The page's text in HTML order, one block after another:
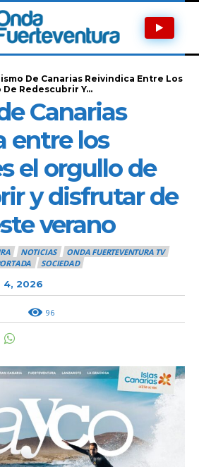
De Canarias Reivindica Entre Los
Redescubrir Y...
Canarias
entre los
el orgullo de
y disfrutar de
verano
NOTICIAS
ONDA FUERTEVENTURA TV
SOCIEDAD
4, 2026
96